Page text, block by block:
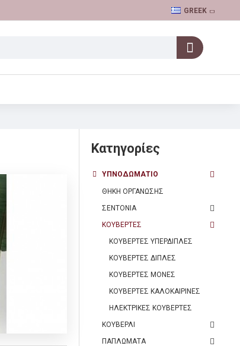
GREEK
Κατηγορίες
ΥΠΝΟΔΩΜΑΤΙΟ
ΘΗΚΗ ΟΡΓΑΝΩΣΗΣ
ΣΕΝΤΟΝΙΑ
ΚΟΥΒΕΡΤΕΣ
ΚΟΥΒΕΡΤΕΣ ΥΠΕΡΔΙΠΛΕΣ
ΚΟΥΒΕΡΤΕΣ ΔΙΠΛΕΣ
ΚΟΥΒΕΡΤΕΣ ΜΟΝΕΣ
ΚΟΥΒΕΡΤΕΣ ΚΑΛΟΚΑΙΡΙΝΕΣ
ΗΛΕΚΤΡΙΚΕΣ ΚΟΥΒΕΡΤΕΣ
ΚΟΥΒΕΡΛΙ
ΠΑΠΛΩΜΑΤΑ